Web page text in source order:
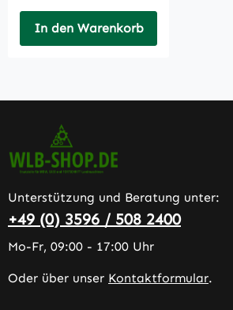
In den Warenkorb
Unterstützung und Beratung unter:
+49 (0) 3596 / 508 2400
Mo-Fr, 09:00 - 17:00 Uhr
Oder über unser Kontaktformular.